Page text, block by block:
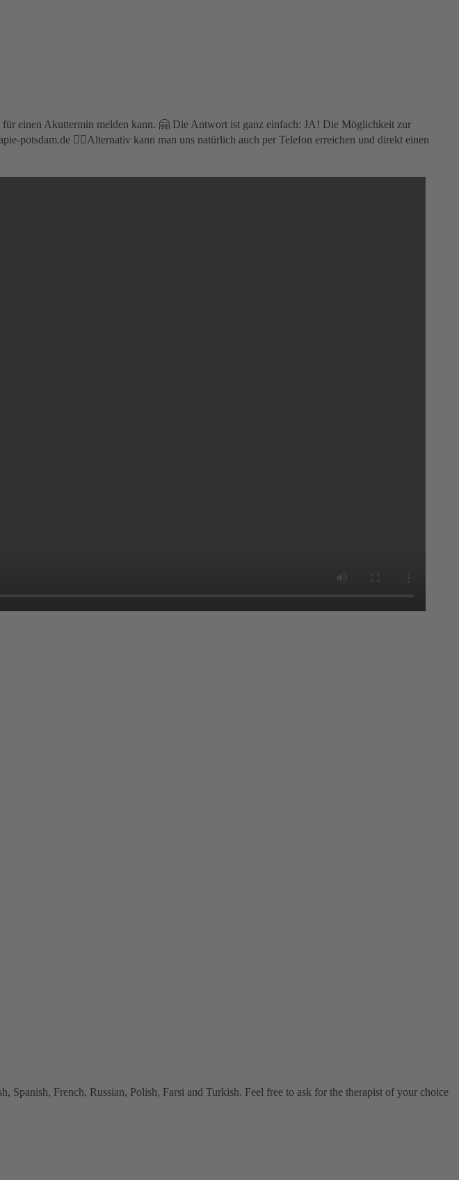
für einen Akuttermin melden kann. 🤗 Die Antwort ist ganz einfach: JA! Die Möglichkeit zur
potsdam.de 👉🏼Alternativ kann man uns natürlich auch per Telefon erreichen und direkt einen
Spanish, French, Russian, Polish, Farsi and Turkish. Feel free to ask for the therapist of your choice